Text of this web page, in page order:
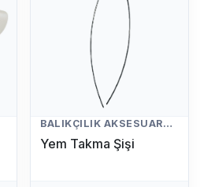
BALIKÇILIK AKSESUARLARI
Yem Takma Şişi